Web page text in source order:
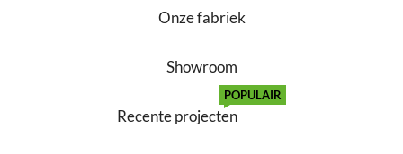
Onze fabriek
Showroom
Recente projecten
POPULAIR